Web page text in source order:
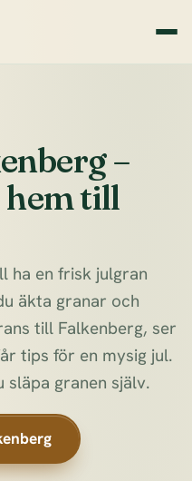
–
hem till
ha en frisk julgran
äkta granar och
till Falkenberg, ser
tips för en mysig jul.
släpa granen själv.